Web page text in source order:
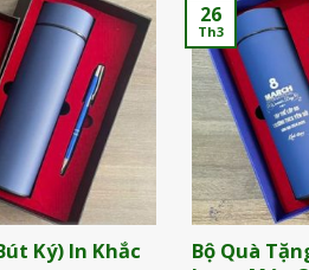
Ký) In Khắc
Bộ Quà
26
Th3